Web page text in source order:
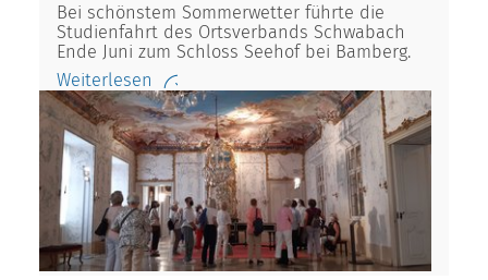
Bei schönstem Sommerwetter führte die
Studienfahrt des Ortsverbands Schwabach
Ende Juni zum Schloss Seehof bei Bamberg.
Weiterlesen